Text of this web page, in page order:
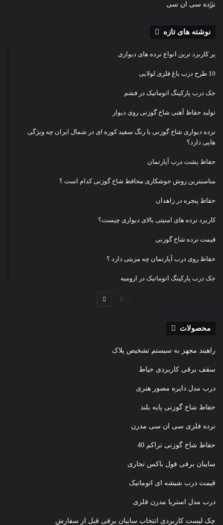
نرده سی ان سی
نوشته های تازه
پر کاربرد ترین انواع نرده های دیواری
10 طرح درب باغ فلزی لولایی
جک درب پارکینگ اتوماتیک در فشم
تولید حفاظ آهنی شاخ گوزنی روی دیوار
نرده دیواری شاخ گوزنی با رنگ سفید کوره ای در شمال ایران چه ویژگی
هایی دارد؟
حفاظ پشت درب آپارتمان
مناسبترین روش جوشکاری محافظ شاخ گوزنی کدام است ؟
حفاظ پنجره در زاهدان
کاربرد نرده های امنیتی بالای دیواری چیست؟
قیمت نرده شاخ گوزنی
حفاظ روی درب آپارتمان چه مزیتی دارد ؟
جک درب پارکینگ اتوماتیک در ارومیه
صفحه
محصولات
راهبند مجهز به سیستم تشخیص پلاک
سقف برقی کاربردی حیاط
درب مدل دایره مصور هنری
حفاظ شاخ گوزنی پایه بلند
نرده فلزی سی ان سی مدرن
حفاظ شاخ گوزنی تراکم 40
سایبان برقی فول باکس تجاری
قیمت درب شیشه ای اتوماتیک
درب مدل استریا مدرن فلزی
چک لیست کاربردی انتخاب سایبان برقی قبل از سفارش